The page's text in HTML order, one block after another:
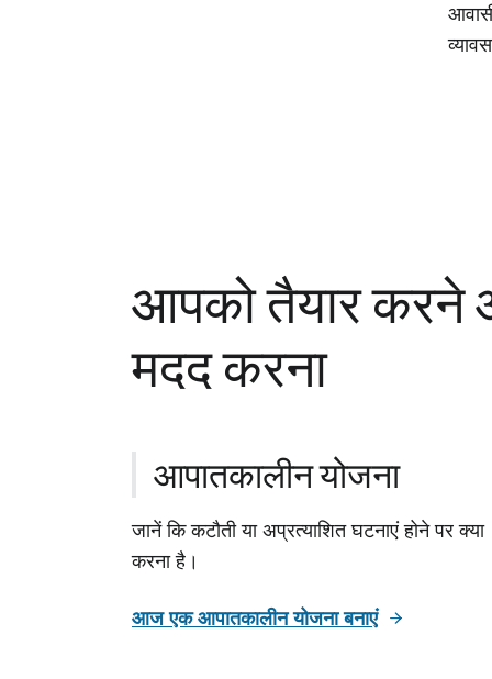
आपको तैयार करने
मदद करना
आपातकालीन योजना
जानें कि कटौती या अप्रत्याशित घटनाएं होने पर क्या
करना है।
आज एक आपातकालीन योजना बनाएं